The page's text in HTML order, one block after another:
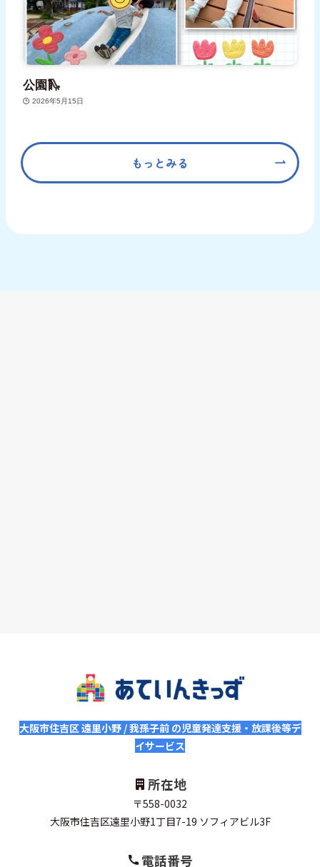
公園🛝
2026年5月15日
もっとみる
大阪市住吉区 遠里小野 / 我孫子前 の児童発達支援・放課後等デ
イサービス
所在地
〒558-0032
大阪市住吉区遠里小野1丁目7-19 ソフィアビル3F
電話番号